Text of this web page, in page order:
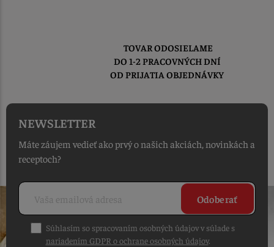
TOVAR ODOSIELAME
DO 1-2 PRACOVNÝCH DNÍ
OD PRIJATIA OBJEDNÁVKY
NEWSLETTER
Máte záujem vedieť ako prvý o našich akciách, novinkách a
receptoch?
Odoberať
Súhlasím so spracovaním osobných údajov v súlade s
nariadením GDPR o ochrane osobných údajov.